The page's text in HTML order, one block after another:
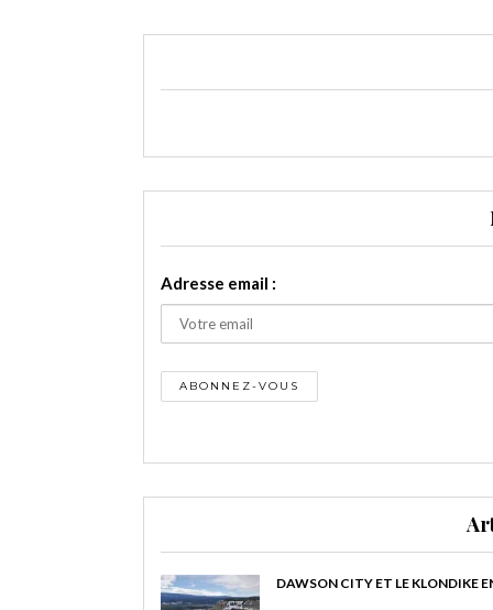
Adresse email :
DAWSON CITY ET LE KLONDIKE